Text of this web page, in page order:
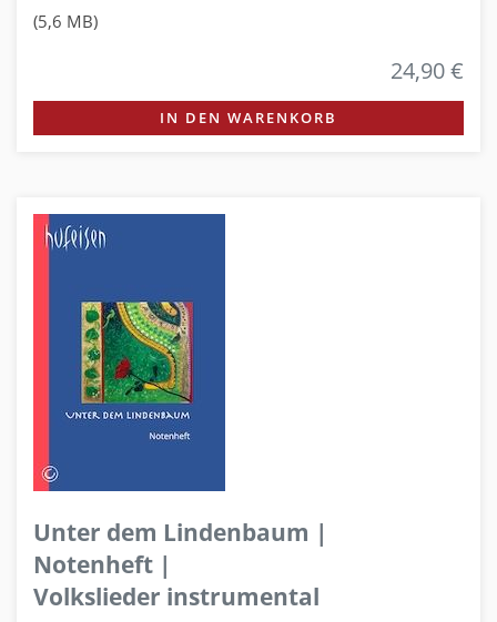
(5,6 MB)
24,90 €
IN DEN WARENKORB
Unter dem Lindenbaum |
Notenheft |
Volkslieder instrumental